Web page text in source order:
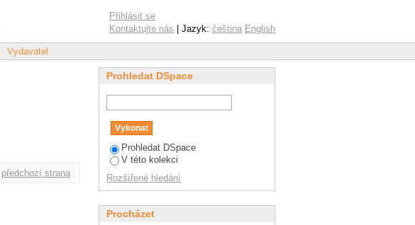
Přihlásit se
Kontaktujte nás | Jazyk: čeština English
Vydavatel
předchozí strana
Prohledat DSpace
Prohledat DSpace
V této kolekci
Rozšířené hledání
Procházet